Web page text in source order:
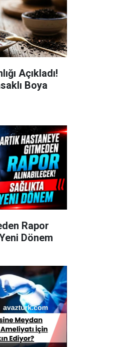
Açıkladı!
Boya
Rapor
Dönem